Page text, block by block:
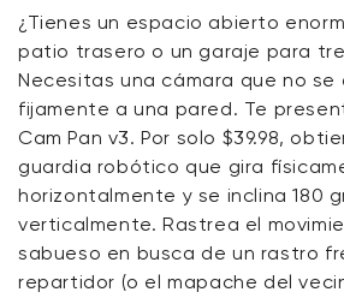
¿Tienes un espacio abierto
patio trasero o un garaje para
Necesitas una cámara que no se
fijamente a una pared. Te
Cam Pan v3. Por solo $39.98,
guardia robótico que gira
horizontalmente y se inclina 180
verticalmente. Rastrea el
sabueso en busca de un rastro
repartidor (o el mapache del